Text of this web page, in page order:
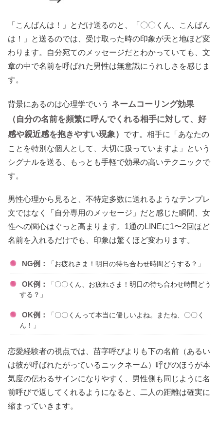
「こんばんは！」とだけ送るのと、「〇〇くん、こんばん
は！」と送るのでは、受け取った時の印象が天と地ほど変
わります。自分宛てのメッセージだとわかっていても、文
章の中で名前を呼ばれた男性は無意識にうれしさを感じま
す。
背景にあるのは心理学でいう ネームコーリング効果
（自分の名前を頻繁に呼んでくれる相手に対して、好
感や親近感を抱きやすい現象）
です。相手に「あなたの
ことを特別な個人として、大切に扱っていますよ」という
シグナルを送る、もっとも手軽で効果の高いテクニックで
す。
男性心理から見ると、不特定多数に送れるようなテンプレ
文ではなく「自分専用のメッセージ」だと感じた瞬間、女
性への関心はぐっと高まります。1通のLINEに1〜2回ほど
名前を入れるだけでも、印象は驚くほど変わります。
NG例： 「お疲れさま！明日の待ち合わせ時間どうする？」
OK例：
「〇〇くん、お疲れさま！明日の待ち合わせ時間どう
する？」
OK例：
「〇〇くんって本当に優しいよね。またね、〇〇く
ん！」
恋愛経験者の視点では、苗字呼びよりも下の名前（あるい
は彼が呼ばれたがっているニックネーム）呼びのほうが本
気度の伝わるサインになりやすく、男性側も同じように名
前呼びで返してくれるようになると、二人の距離は確実に
縮まっていきます。